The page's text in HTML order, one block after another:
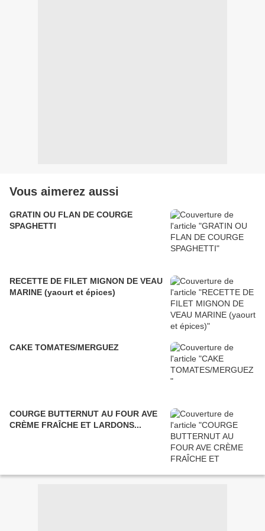
Vous aimerez aussi
GRATIN OU FLAN DE COURGE
SPAGHETTI
RECETTE DE FILET MIGNON DE VEAU
MARINE (yaourt et épices)
CAKE TOMATES/MERGUEZ
COURGE BUTTERNUT AU FOUR AVE
CRÈME FRAÎCHE ET LARDONS...